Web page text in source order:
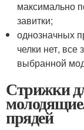
максимально
завитки;
однозначных
челки нет, все
выбранной
Стрижки
прядей